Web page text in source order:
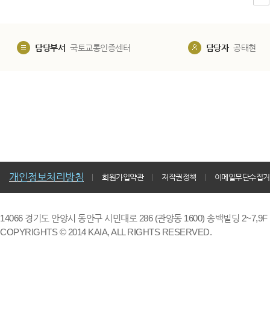
담당부서 국토교통인증센터 담당자 공태현
개인정보처리방침 회원가입약관 저작권정책 이메일무단수집
14066 경기도 안양시 동안구 시민대로 286 (관양동 1600) 송백빌딩
COPYRIGHTS © 2014 KAIA, ALL RIGHTS RESERVED.